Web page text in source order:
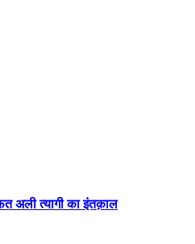
अली त्यागी का इंतक़ाल